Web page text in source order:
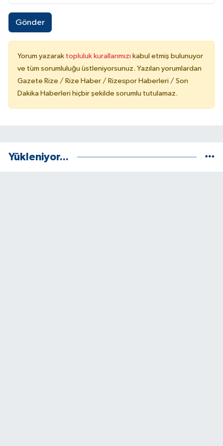
Gönder
Yorum yazarak topluluk kurallarımızı kabul etmiş bulunuyor
ve tüm sorumluluğu üstleniyorsunuz. Yazılan yorumlardan
Gazete Rize / Rize Haber / Rizespor Haberleri / Son
Dakika Haberleri hiçbir şekilde sorumlu tutulamaz.
Yükleniyor...